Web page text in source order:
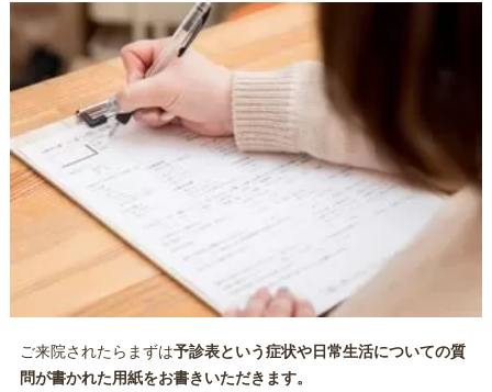
ご来院されたらまずは予診表という症状や日常生活についての質
問が書かれた用紙をお書きいただきます。